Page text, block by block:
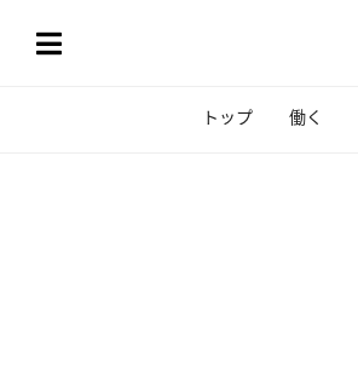
トップ 働く